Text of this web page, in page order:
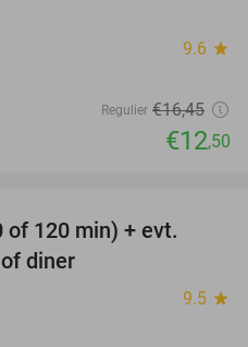
9.6 star
Regulier €16,45
€12,50
of 120 min) + evt.
diner
9.5 star